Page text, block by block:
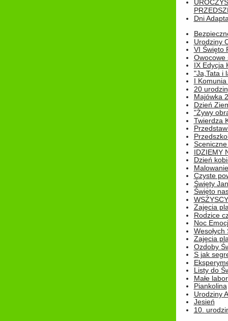
Dni
Urodziny
VI Święto
Owocowe
IX Edycja
"Ja,Tata i
I
20
Majówka
Dzień
"Żywy
Twierdza
IDZIEMY
Dzień
Czyste
Święty
Święto
Zajęcia
Rodzice
Noc
Wesołych
Zajęcia
Ozdoby
S jak
Listy do
Małe
Piankolina
Urodziny
Jesień
10.